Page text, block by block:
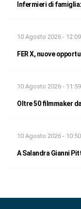
Infermieri di
10 Agosto 2026 - 12:09
FER X, nuove
10 Agosto 2026 - 11:59
Oltre 50 filmmaker
10 Agosto 2026 - 10:50
A Salandra Gianni